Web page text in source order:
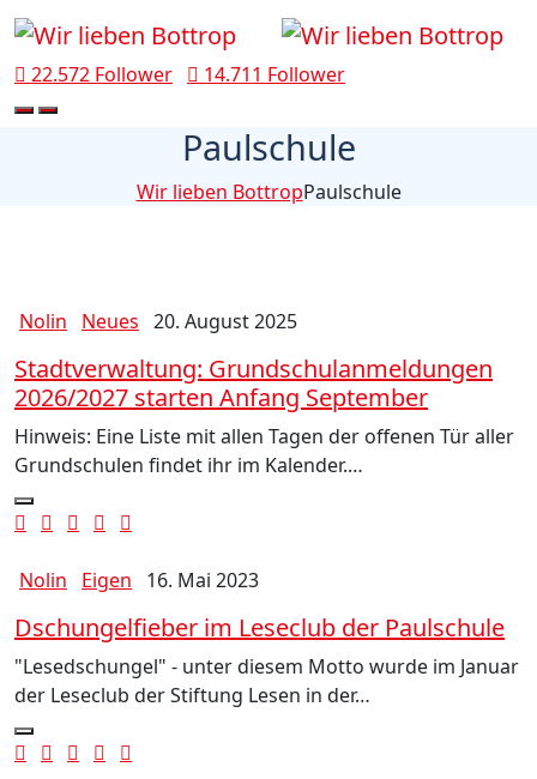
22.572 Follower 14.711 Follower
Paulschule
Wir lieben BottropPaulschule
Nolin Neues 20. August 2025
Stadtverwaltung: Grundschulanmeldungen
2026/2027 starten Anfang September
Hinweis: Eine Liste mit allen Tagen der offenen Tür aller
Grundschulen findet ihr im Kalender.…
Nolin Eigen 16. Mai 2023
Dschungelfieber im Leseclub der Paulschule
"Lesedschungel" - unter diesem Motto wurde im Januar
der Leseclub der Stiftung Lesen in der…